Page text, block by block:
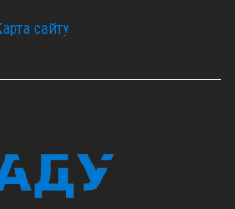
сайту